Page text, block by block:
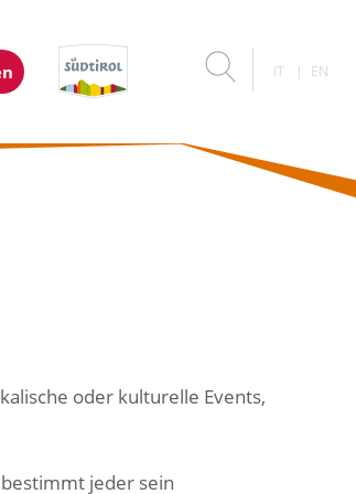
IT EN
oder kulturelle Events,
jeder sein